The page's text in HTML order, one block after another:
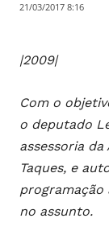
21/03/2017 8:16
|2009|
Com o
o deputado
assessoria
Taques, e
programação
no assunto.